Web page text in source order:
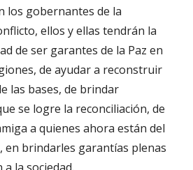
los gobernantes de la
ellos y ellas tendrán la
de ser garantes de la Paz en
de ayudar a reconstruir
las bases, de brindar
se logre la reconciliación, de
a quienes ahora están del
en brindarles garantías plenas